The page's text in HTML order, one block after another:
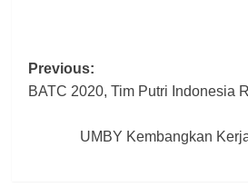
Post
navigation
Previous:
BATC 2020, Tim Putri Indonesia
UMBY Kembangkan